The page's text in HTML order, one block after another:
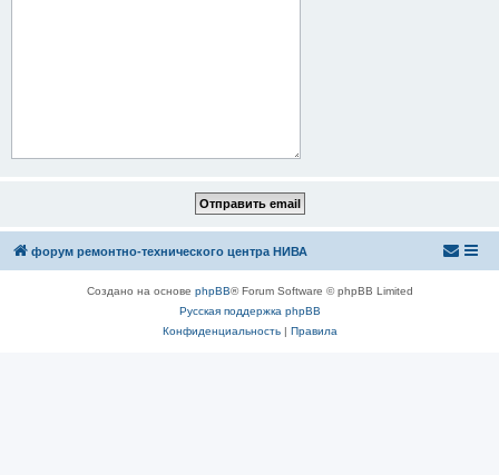
форум ремонтно-технического центра НИВА
Создано на основе phpBB® Forum Software © phpBB Limited
Русская поддержка phpBB
Конфиденциальность| Правила